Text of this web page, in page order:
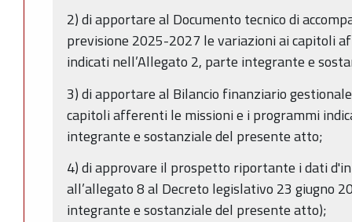
2) di apportare al Documento tecnico di
previsione 2025-2027 le variazioni ai capitoli
indicati nell’Allegato 2, parte integrante e
3) di apportare al Bilancio finanziario
capitoli afferenti le missioni e i programmi
integrante e sostanziale del presente atto;
4) di approvare il prospetto riportante i dati
all’allegato 8 al Decreto legislativo 23 giugno
integrante e sostanziale del presente atto);